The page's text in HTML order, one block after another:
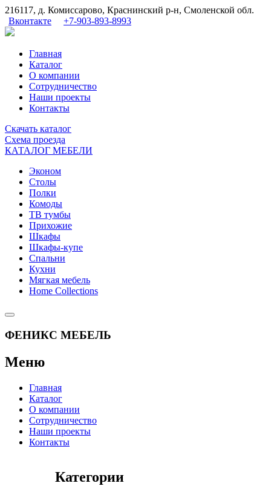
216117, д. Комиссарово, Краснинский р-н, Смоленской обл.
Вконтакте
+7-903-893-8993
Главная
Каталог
О компании
Сотрудничество
Наши проекты
Контакты
Скачать каталог
Схема проезда
КАТАЛОГ МЕБЕЛИ
Эконом
Столы
Полки
Комоды
ТВ тумбы
Прихожие
Шкафы
Шкафы-купе
Спальни
Кухни
Мягкая мебель
Home Collections
ФЕНИКС МЕБЕЛЬ
Меню
Главная
Каталог
О компании
Сотрудничество
Наши проекты
Контакты
Категории